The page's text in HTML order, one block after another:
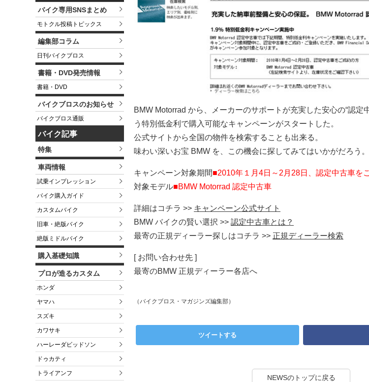
バイク専用SNSまとめ
モトクル投稿トピックス
編集部コラム
日刊バイクブロス
書籍・DVD発売情報
書籍・DVD
バイクブロスのお知らせ
バイクブロス通販
バイク記事
特集
車両情報
試乗インプレッション
バイク購入ガイド
カスタムバイク
旧車・絶版バイク
絶版ミドルバイク
購入基礎知識
プロが造るカスタム
ホンダ
ヤマハ
スズキ
カワサキ
ハーレーダビッドソン
ドゥカティ
トライアンフ
BMW Motorrad から、メーカーのサポートが充実した安心の“認定
う特別低金利で購入可能なキャンペーンがスタートした。
公式サイトから全国の物件を検索することも出来る。
味わい深いお宝 BMW を、この機会に探してみてはいかがだろう。
キャンペーン対象期間■2010年１月4日～2月28日、認定中古車を
対象モデル■BMW Motorrad 認定中古車
詳細はコチラ >> キャンペーン公式サイト
BMW バイクの賢い選択 >> 認定中古車とは？
最寄の正規ディーラー探しはコチラ >> 正規ディーラー検索
[ お問い合わせ先 ]
最寄のBMW 正規ディーラー各店へ
（バイクブロス・マガジンズ編集部）
ツイートする
NEWSのトップに戻る